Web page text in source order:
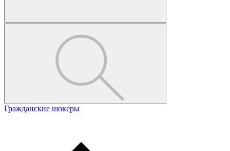
Гражданские шокеры